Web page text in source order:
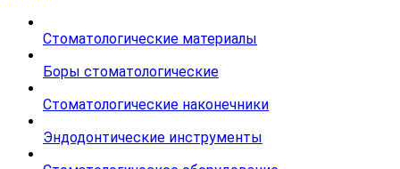
Стоматологические материалы
Боры стоматологические
Стоматологические наконечники
Эндодонтические инструменты